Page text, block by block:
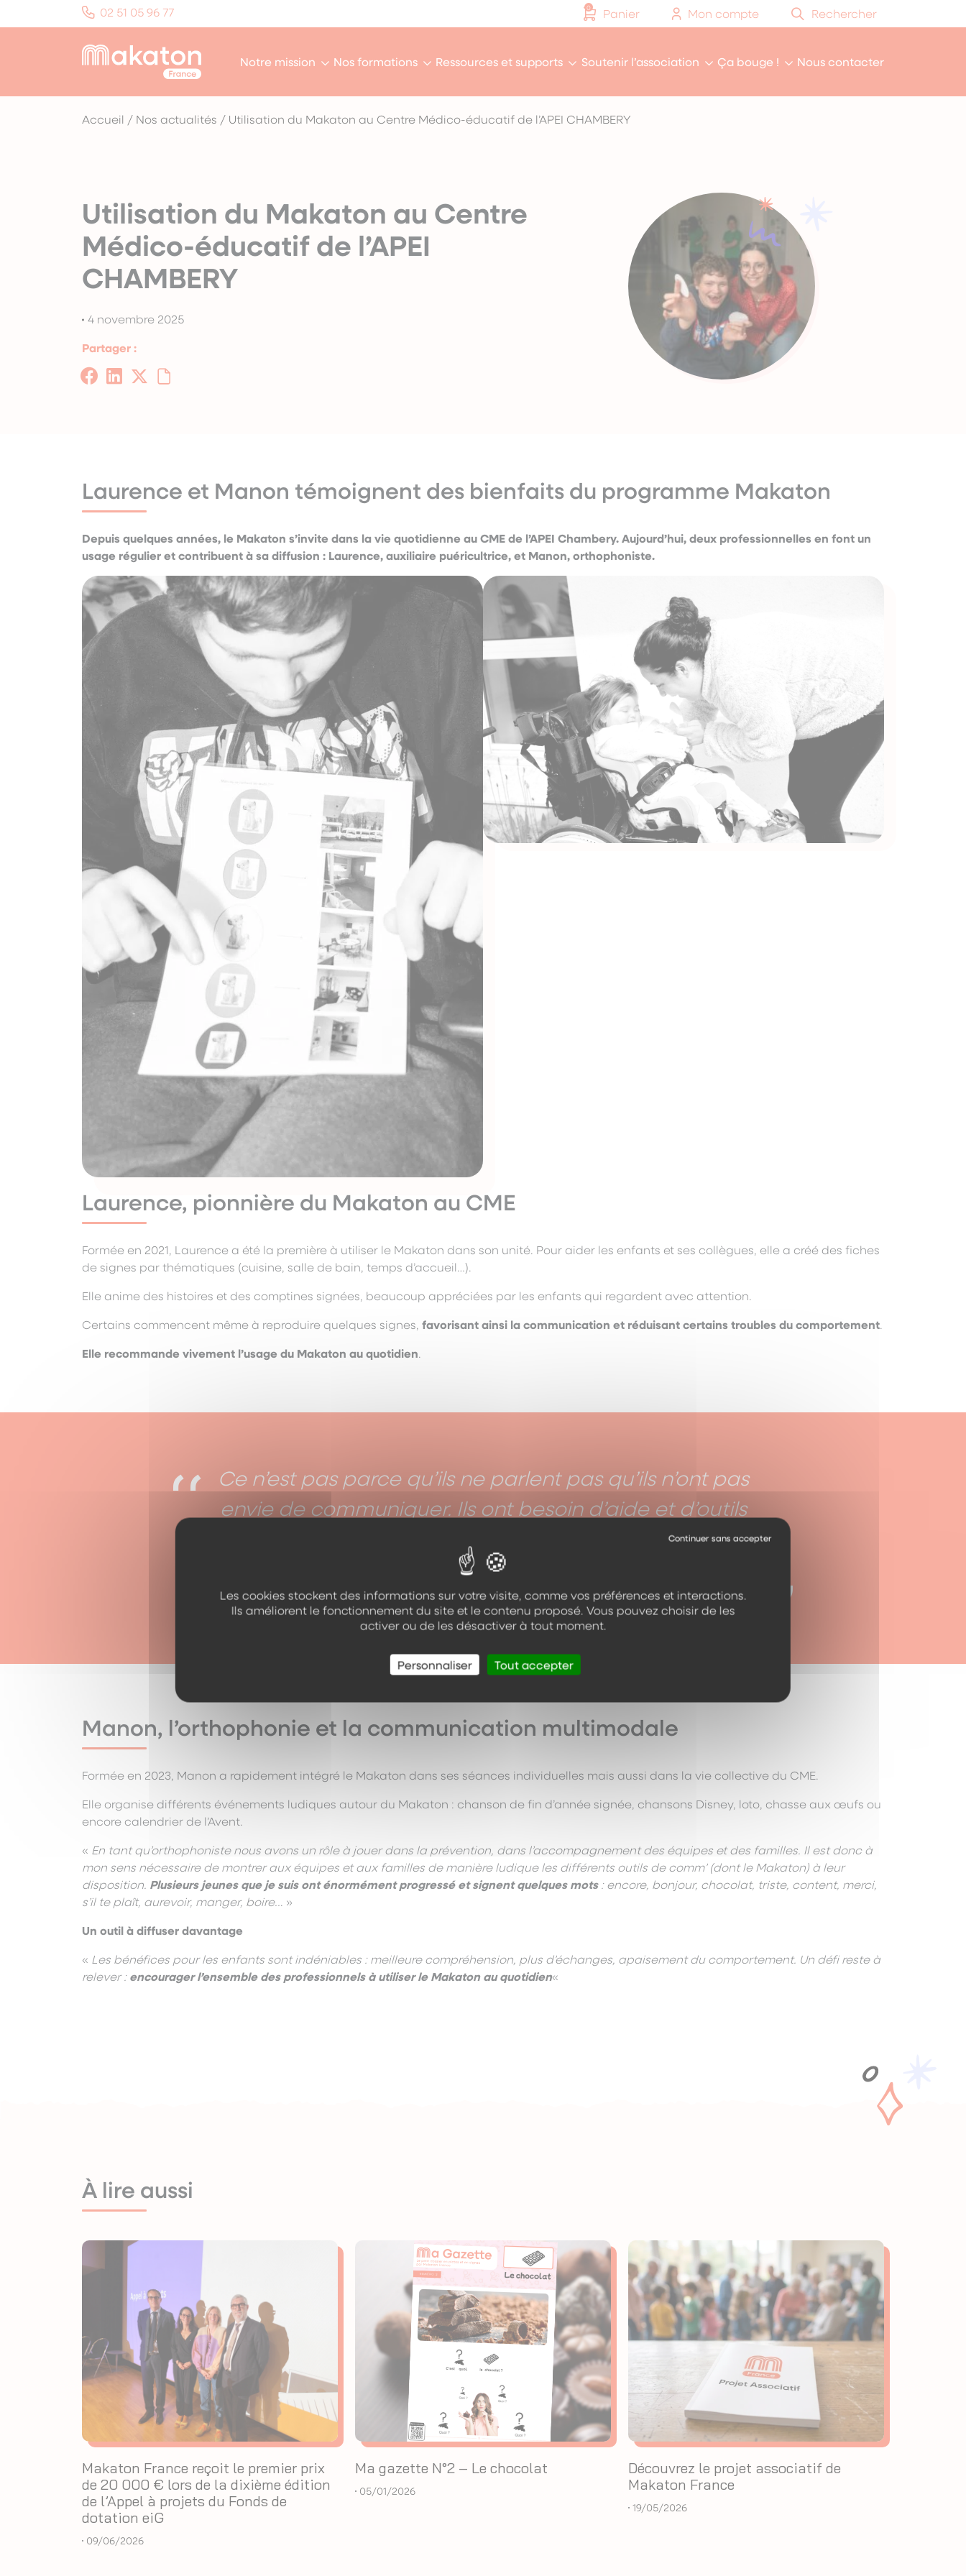
02 51 05 96 77 0 Panier Mon compte Rechercher
Notre mission Nos formations Ressources et supports Soutenir l’association Ça bouge ! Nous contacter
Accueil / Nos actualités / Utilisation du Makaton au Centre Médico-éducatif de l’APEI CHAMBERY
Utilisation du Makaton au Centre
Médico-éducatif de l’APEI
CHAMBERY
4 novembre 2025
Partager :
Laurence et Manon témoignent des bienfaits du programme Makaton
Depuis quelques années, le Makaton s’invite dans la vie quotidienne au CME de l’APEI Chambery. Aujourd’hui, deux professionnelles en font un
usage régulier et contribuent à sa diffusion : Laurence, auxiliaire puéricultrice, et Manon, orthophoniste.
Laurence, pionnière du Makaton au CME
Formée en 2021, Laurence a été la première à utiliser le Makaton dans son unité. Pour aider les enfants et ses collègues, elle a créé des fiches
de signes par thématiques (cuisine, salle de bain, temps d’accueil…).
Elle anime des histoires et des comptines signées, beaucoup appréciées par les enfants qui regardent avec attention.
Certains commencent même à reproduire quelques signes, favorisant ainsi la communication et réduisant certains troubles du comportement.
Elle recommande vivement l’usage du Makaton au quotidien.
Ce n’est pas parce qu’ils ne parlent pas qu’ils n’ont pas
envie de communiquer. Ils ont besoin d’aide et d’outils
pour se faire comprendre. C’est très enrichissant
professionnellement, on peut voir leurs progrès et
qu’ils sont acteurs de leur vie
Manon, l’orthophonie et la communication multimodale
Formée en 2023, Manon a rapidement intégré le Makaton dans ses séances individuelles mais aussi dans la vie collective du CME.
Elle organise différents événements ludiques autour du Makaton : chanson de fin d’année signée, chansons Disney, loto, chasse aux œufs ou
encore calendrier de l’Avent.
« En tant qu’orthophoniste nous avons un rôle à jouer dans la prévention, dans l’accompagnement des équipes et des familles. Il est donc à
mon sens nécessaire de montrer aux équipes et aux familles de manière ludique les différents outils de comm’ (dont le Makaton) à leur
disposition. Plusieurs jeunes que je suis ont énormément progressé et signent quelques mots: encore, bonjour, chocolat, triste, content, merci,
s’il te plaît, aurevoir, manger, boire.. . »
Un outil à diffuser davantage
« Les bénéfices pour les enfants sont indéniables : meilleure compréhension, plus d’échanges, apaisement du comportement. Un défi reste à
relever :encourager l’ensemble des professionnels à utiliser le Makaton au quotidien«
À lire aussi
Makaton France reçoit le premier prix
de 20 000 € lors de la dixième édition
de l’Appel à projets du Fonds de
dotation eiG
09/06/2026
Ma gazette N°2 – Le chocolat
05/01/2026
Découvrez le projet associatif de
Makaton France
19/05/2026
Panneau de gestion des cookies
Les cookies stockent des informations sur votre visite, comme vos préférences et interactions.
Ils améliorent le fonctionnement du site et le contenu proposé. Vous pouvez choisir de les
activer ou de les désactiver à tout moment.
Tout accepter
Personnaliser